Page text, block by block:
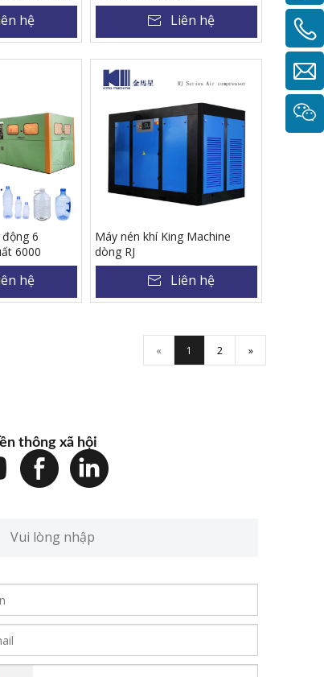
hệ Liên hệ
6
6000
chai 500ml.
hệ
Máy nén khí King Machine
dòng RJ
Liên hệ
« 1 2 »
thông xã hội